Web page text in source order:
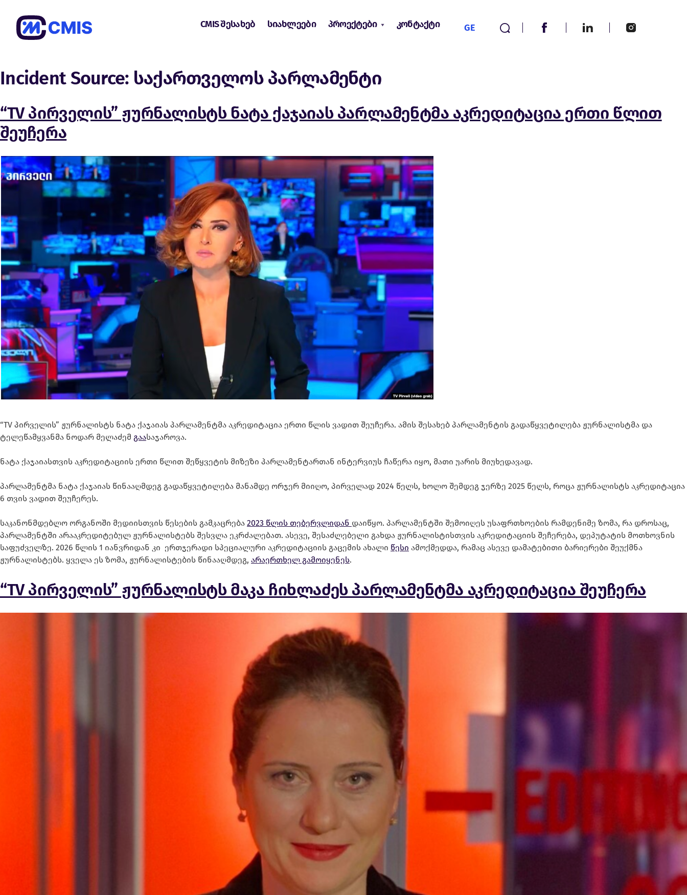
CMIS შესახებ სიახლეები პროექტები კონტაქტი GE
Incident Source: საქართველოს პარლამენტი
“TV პირველის” ჟურნალისტს ნატა ქაჯაიას პარლამენტმა აკრედიტაცია ერთი წლით
შეუჩერა
“TV პირველის” ჟურნალისტს ნატა ქაჯაიას პარლამენტმა აკრედიტაცია ერთი წლის ვადით შეუჩერა. ამის შესახებ პარლამენტის გადაწყვეტილება ჟურნალისტმა და
ტელეწამყვანმა ნოდარ მელაძემ გაასაჯაროვა.
ნატა ქაჯაიასთვის აკრედიტაციის ერთი წლით შეწყვეტის მიზეზი პარლამენტართან ინტერვიუს ჩაწერა იყო, მათი უარის მიუხედავად.
პარლამენტმა ნატა ქაჯაიას წინააღმდეგ გადაწყვეტილება მანამდე ორჯერ მიიღო, პირველად 2024 წელს, ხოლო შემდეგ ჯერზე 2025 წელს, როცა ჟურნალისტს აკრედიტაცია
6 თვის ვადით შეუჩერეს.
საკანონმდებლო ორგანოში მედიისთვის წესების გამკაცრება 2023 წლის თებერვლიდან დაიწყო. პარლამენტში შემოიღეს უსაფრთხოების რამდენიმე ზომა, რა დროსაც,
პარლამენტში არააკრედიტებულ ჟურნალისტებს შესვლა ეკრძალებათ. ასევე, შესაძლებელი გახდა ჟურნალისტისთვის აკრედიტაციის შეჩერება, დეპუტატის მოთხოვნის
საფუძველზე. 2026 წლის 1 იანვრიდან კი ერთჯერადი სპეციალური აკრედიტაციის გაცემის ახალი წესი ამოქმედდა, რამაც ასევე დამატებითი ბარიერები შეუქმნა
ჟურნალისტებს. ყველა ეს ზომა, ჟურნალისტების წინააღმდეგ, არაერთხელ გამოიყენეს.
“TV პირველის” ჟურნალისტს მაკა ჩიხლაძეს პარლამენტმა აკრედიტაცია შეუჩერა